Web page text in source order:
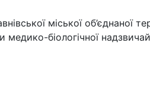
міської об’єднаної
біологічної